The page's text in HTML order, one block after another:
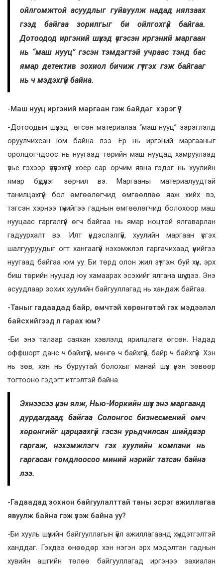
ойлгомжтой асуудлыг гуйвуулж надад нялзаах
гээд байгаа зорилгыг би ойлгохгүй байгаа.
Дотоодод иргэний шүүхэд үүсгэсэн иргэний маргаан
нь “маш нууц” гэсэн тэмдэгтэй учраас тэнд бас
ямар детектив зохиол бичиж гүтгэх гэж байгааг
нь ч мэдэхгүй байна.
-Маш нууц иргэний маргаан гэж байдаг хэрэг үү?
-Дотоодын шүүхэд өгсөн материалаа “маш нууц” зэрэглэлд
оруулчихсан юм байна лээ. Ер нь иргэний маргааныг
оролцогчдоос нь нуугаад төрийн маш нууцад хамруулаад
үзье гэхээр үзүүлэхгүй хоёр сар орчим явна гэдэг нь хуулийн
ямар бүдүүлэг зөрчил вэ. Маргааны материалуудтай
танилцахгүй бол өмгөөлөгчид өмгөөллөө яаж хийх вэ,
тэгсэн хэрнээ түүнийгээ гаднын өмгөөлөгчид болохоор маш
нууцаас гаргалгүй өгч байгаа нь ямар ноцтой ялгаварлан
гадуурхалт вэ. Илт үндэслэлгүй, хуулийн маргаан үүсгэх
шалгууруудыг огт хангаагүй нэхэмжлэл гаргачихаад үүнийгээ
нуугаад байгаа юм уу. Би төрд олон жил зүтгэж буй хүн, эрх
биш төрийн нууцад юу хамаарах эсэхийг ялгана шүү дээ. Энэ
асуудлаар зохих хуулийн байгууллагад нь хандаж байгаа.
-Таныг гадаадад байр, өмчтэй хөрөнгөтэй гэх мэдээлэл
байсхийгээд л гарах юм?
-Би энэ талаар саяхан хэвлэлд ярилцлага өгсөн. Надад
оффшорт данс ч байхгүй, мөнгө ч байхгүй, байр ч байхгүй. Хэн
нь зөв, хэн нь буруутай болохыг манай шүүх үнэн зөвөөр
тогтооно гэдэгт итгэлтэй байна.
Эхнээсээ үнэн ялж, Нью-Иоркийн шүүх энэ маргаанд
дурдагдаад байгаа Солонгос бизнесмений өмч
хөрөнгийг царцаахгүй гэсэн урьдчилсан шийдвэр
гаргаж, нэхэмжлэгч гэх хуулийн компани нь
гаргасан гомдлоосоо миний нэрийг татсан байна
лээ.
-Гадаадад зохион байгуулалттай таны эсрэг ажиллагаа
явуулж байна гэж үзэж байна уу?
-Би хууль шүүхийн байгууллагын үйл ажиллагаанд хүндэтгэлтэй
ханддаг. Гэхдээ өнөөдөр хэн нэгэн эрх мэдэлтэн гаднын
хувийн ашгийн төлөө байгууллагад иргэнээ захиалан